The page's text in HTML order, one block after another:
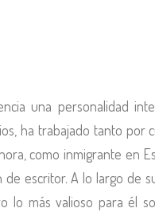
una personalidad
ha trabajado tanto por
como inmigrante en
escritor. A lo largo de
lo más valioso para él